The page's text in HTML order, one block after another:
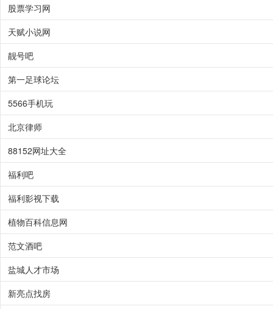
股票学习网
天赋小说网
靓号吧
第一足球论坛
5566手机玩
北京律师
88152网址大全
福利吧
福利影视下载
植物百科信息网
范文酒吧
盐城人才市场
新亮点找房